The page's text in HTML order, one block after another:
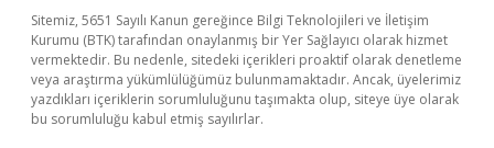
Sitemiz, 5651 Sayılı Kanun gereğince Bilgi Teknolojileri ve İletişim
Kurumu (BTK) tarafından onaylanmış bir Yer Sağlayıcı olarak hizmet
vermektedir. Bu nedenle, sitedeki içerikleri proaktif olarak denetleme
veya araştırma yükümlülüğümüz bulunmamaktadır. Ancak, üyelerimiz
yazdıkları içeriklerin sorumluluğunu taşımakta olup, siteye üye olarak
bu sorumluluğu kabul etmiş sayılırlar.